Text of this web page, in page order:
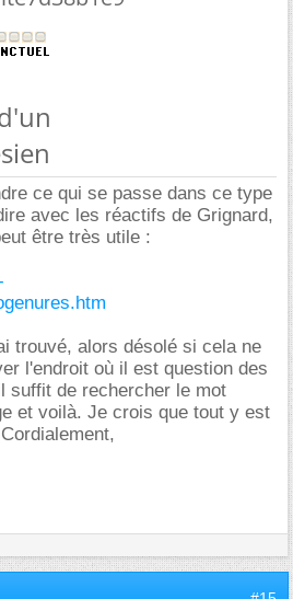
ce qui se passe dans ce type
avec les réactifs de Grignard,
être très utile :
trouvé, alors désolé si cela ne
l'endroit où il est question des
suffit de rechercher le mot
et voilà. Je crois que tout y est